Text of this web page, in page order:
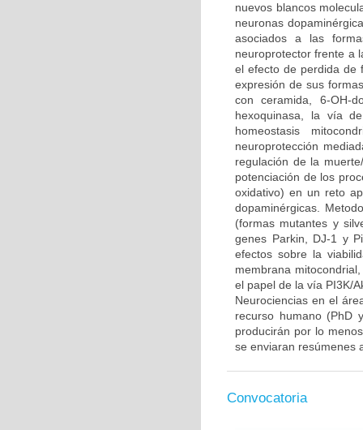
nuevos blancos
neuronas
asociados a las
neuroprotector frente a
el efecto de perdida de
expresión de sus
con ceramida, 6-OH-
hexoquinasa, la vía
homeostasis
neuroprotección
regulación de la
potenciación de los
oxidativo) en un reto
dopaminérgicas.
(formas mutantes y
genes Parkin, DJ-1 y
efectos sobre la
membrana
el papel de la vía PI3K/
Neurociencias en el
recurso humano (PhD
producirán por lo
se enviaran resúmenes
Convocatoria